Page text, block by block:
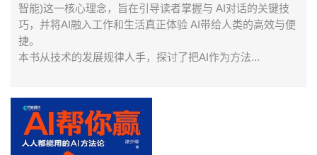
智能)这一核心理念，旨在引导读者掌握与 AI对话的关键技
巧，并将AI融入工作和生活真正体验 AI带给人类的高效与便
捷。
本书从技术的发展规律人手，探讨了把AI作为方法...